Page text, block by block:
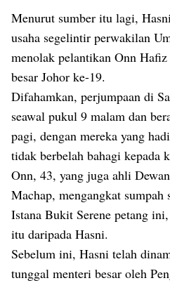
Menurut sumber itu lagi,
usaha segelintir perwakilan
menolak pelantikan Onn
besar Johor ke-19.
Difahamkan, perjumpaan di
seawal pukul 9 malam dan
pagi, dengan mereka yang
tidak berbelah bahagi kepada
Onn, 43, yang juga ahli
Machap, mengangkat sumpah
Istana Bukit Serene petang
itu daripada Hasni.
Sebelum ini, Hasni telah
tunggal menteri besar oleh